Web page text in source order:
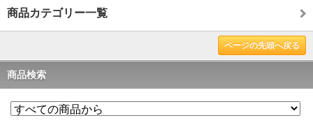
商品カテゴリー一覧
ページの先頭へ戻る
商品検索